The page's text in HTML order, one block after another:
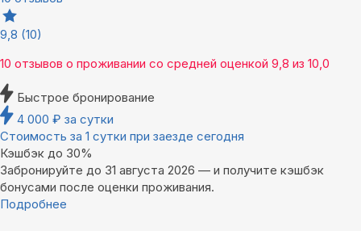
9,8 (10)
10 отзывов о проживании со средней оценкой 9,8 из 10,0
Быстрое бронирование
4 000 ₽ за сутки
Стоимость за 1 сутки при заезде сегодня
Кэшбэк до 30%
Забронируйте до 31 августа 2026 — и получите кэшбэк
бонусами после оценки проживания.
Подробнее